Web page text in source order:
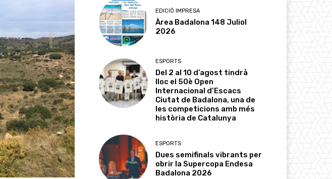
EDICIÓ IMPRESA
Àrea Badalona 148 Juliol
2026
ESPORTS
Del 2 al 10 d’agost tindrà
lloc el 50è Open
Internacional d’Escacs
Ciutat de Badalona, una de
les competicions amb més
història de Catalunya
ESPORTS
Dues semifinals vibrants per
obrir la Supercopa Endesa
Badalona 2026